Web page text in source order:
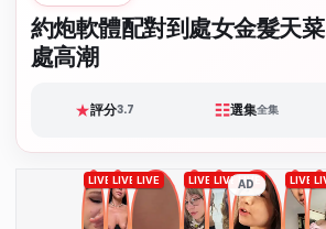
約炮軟體配對到處女金髮天
處高潮
★評分3.7 ☷選集全集
AD